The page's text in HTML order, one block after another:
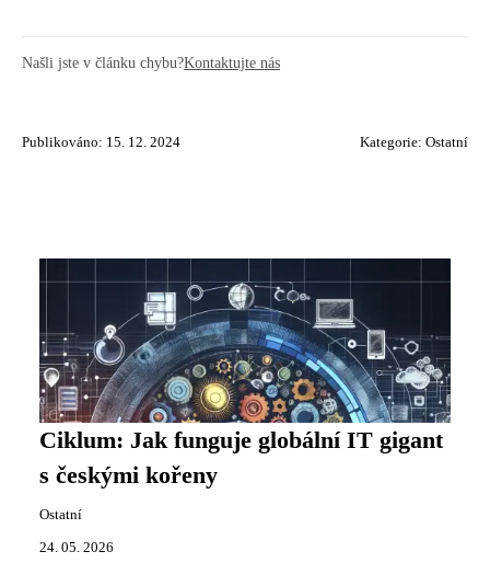
Našli jste v článku chybu?Kontaktujte nás
Publikováno: 15. 12. 2024 Kategorie: Ostatní
Ciklum: Jak funguje globální IT gigant
s českými kořeny
Ostatní
24. 05. 2026